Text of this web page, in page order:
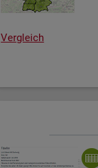
Ver­gleich